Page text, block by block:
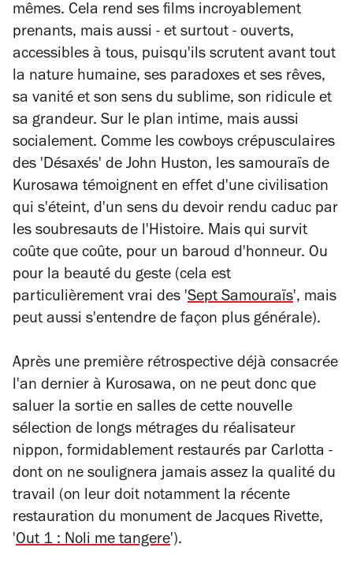
mêmes. Cela rend ses films incroyablement
prenants, mais aussi - et surtout - ouverts,
accessibles à tous, puisqu'ils scrutent avant tout
la nature humaine, ses paradoxes et ses rêves,
sa vanité et son sens du sublime, son ridicule et
sa grandeur. Sur le plan intime, mais aussi
socialement. Comme les cowboys crépusculaires
des 'Désaxés' de John Huston, les samouraïs de
Kurosawa témoignent en effet d'une civilisation
qui s'éteint, d'un sens du devoir rendu caduc par
les soubresauts de l'Histoire. Mais qui survit
coûte que coûte, pour un baroud d'honneur. Ou
pour la beauté du geste (cela est
particulièrement vrai des 'Sept Samouraïs', mais
peut aussi s'entendre de façon plus générale).
Après une première rétrospective déjà consacrée
l'an dernier à Kurosawa, on ne peut donc que
saluer la sortie en salles de cette nouvelle
sélection de longs métrages du réalisateur
nippon, formidablement restaurés par Carlotta -
dont on ne soulignera jamais assez la qualité du
travail (on leur doit notamment la récente
restauration du monument de Jacques Rivette,
'Out 1 : Noli me tangere').